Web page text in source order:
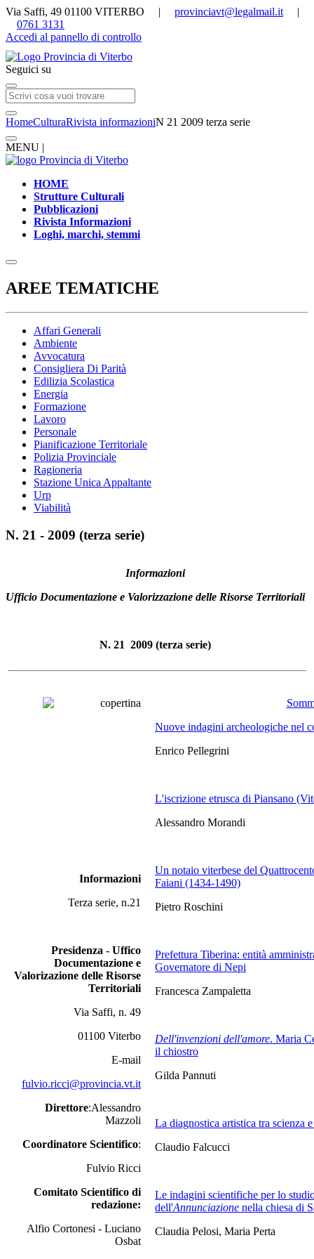
Via Saffi, 49 01100 VITERBO | provinciavt@legalmail.it |
0761 3131
Accedi al pannello di controllo
Seguici su
HomeCulturaRivista informazioniN 21 2009 terza serie
MENU |
HOME
Strutture Culturali
Pubblicazioni
Rivista Informazioni
Loghi, marchi, stemmi
AREE TEMATICHE
Affari Generali
Ambiente
Avvocatura
Consigliera Di Parità
Edilizia Scolastica
Energia
Formazione
Lavoro
Personale
Pianificazione Territoriale
Polizia Provinciale
Ragioneria
Stazione Unica Appaltante
Urp
Viabilità
N. 21 - 2009 (terza serie)
Informazioni
Ufficio Documentazione e Valorizzazione delle Risorse Territoriali
N. 21 2009 (terza serie)
Informazioni
Terza serie, n.21
Presidenza - Uffico
Documentazione e
Valorizazione delle Risorse
Territoriali
Via Saffi, n. 49
01100 Viterbo
E-mail
fulvio.ricci@provincia.vt.it
Direttore:Alessandro
Mazzoli
Coordinatore Scientifico:
Fulvio Ricci
Comitato Scientifico di
redazione:
Alfio Cortonesi - Luciano
Osbat
Nuove indagini archeologiche nel
Enrico Pellegrini
L'iscrizione etrusca di Piansano
Alessandro Morandi
Un notaio viterbese del
Faiani (1434-1490)
Pietro Roschini
Prefettura Tiberina: entità
Governatore di Nepi
Francesca Zampaletta
Dell'invenzioni dell'amore. Maria
il chiostro
Gilda Pannuti
La diagnostica artistica tra scienza
Claudio Falcucci
Le indagini scientifiche per lo
dell'Annunciazione nella chiesa di
Claudia Pelosi, Maria Perta